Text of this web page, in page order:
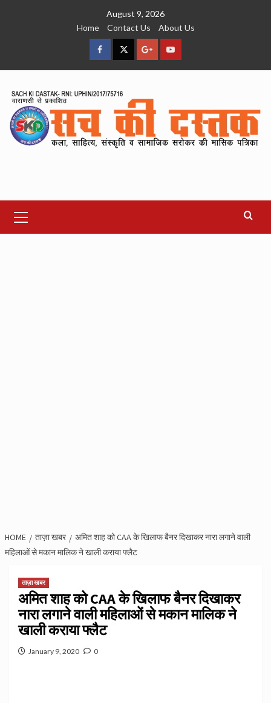
August 9, 2026
Home
Contact Us About Us
facebookTwitterGoogleYouTube
Menu
HOME ताज़ा खबर
अमित शाह को CAA के खिलाफ बैनर दिखाकर नारा लगाने वाली
महिलाओं से मकान मालिक ने खाली कराया फ्लैट
ताज़ा खबर
अमित शाह को CAA के खिलाफ बैनर दिखाकर
नारा लगाने वाली महिलाओं से मकान मालिक ने
खाली कराया फ्लैट
January 9, 2020 0